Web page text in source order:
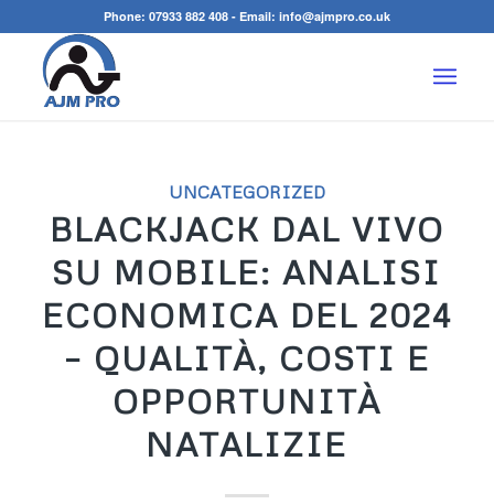
Phone: 07933 882 408- Email: info@ajmpro.co.uk
UNCATEGORIZED
BLACKJACK DAL VIVO
SU MOBILE: ANALISI
ECONOMICA DEL 2024
– QUALITÀ, COSTI E
OPPORTUNITÀ
NATALIZIE